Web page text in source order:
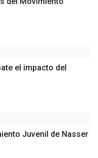
el impacto del
Juvenil de Nasser